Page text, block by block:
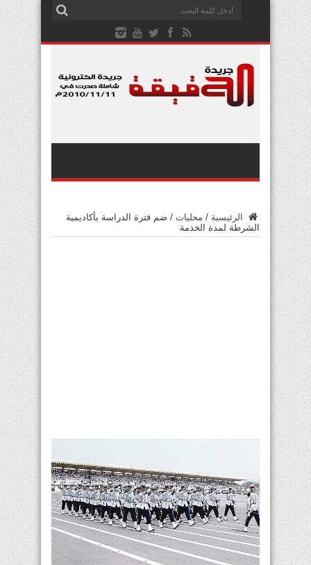
الرئيسية / محليات / ضم فترة الدراسة بأكاديمية
الشرطة لمدة الخدمة